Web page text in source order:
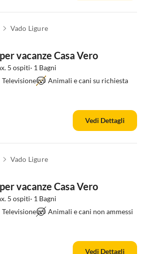
Vado Ligure
vacanze Casa Vero
5 ospiti· 1 Bagni
Televisione
Animali e cani su richiesta
Vedi Dettagli
Vado Ligure
vacanze Casa Vero
5 ospiti· 1 Bagni
Televisione
Animali e cani non ammessi
Vedi Dettagli